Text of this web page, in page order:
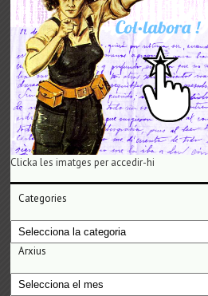
Clicka les imatges per accedir-hi
Categories
Categories
Arxius
Arxius